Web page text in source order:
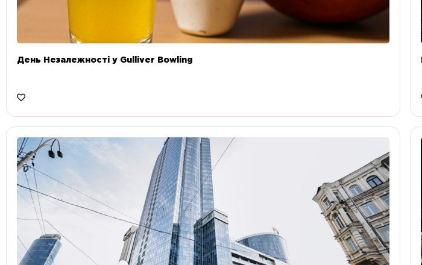
День Незалежності у Gulliver Bowling